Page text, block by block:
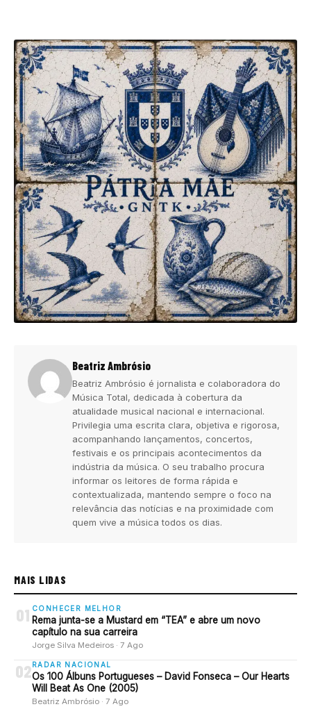
Beatriz Ambrósio
Beatriz Ambrósio é jornalista e colaboradora do
Música Total, dedicada à cobertura da
atualidade musical nacional e internacional.
Privilegia uma escrita clara, objetiva e rigorosa,
acompanhando lançamentos, concertos,
festivais e os principais acontecimentos da
indústria da música. O seu trabalho procura
informar os leitores de forma rápida e
contextualizada, mantendo sempre o foco na
relevância das notícias e na proximidade com
quem vive a música todos os dias.
MAIS LIDAS
01 CONHECER MELHOR
Rema junta-se a Mustard em “TEA” e abre um novo
capítulo na sua carreira
Jorge Silva Medeiros · 7 Ago
02 RADAR NACIONAL
Os 100 Álbuns Portugueses – David Fonseca – Our Hearts
Will Beat As One (2005)
Beatriz Ambrósio · 7 Ago